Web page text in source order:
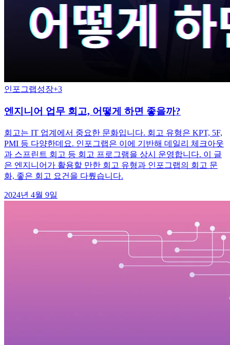
인포그랩성장+3
엔지니어 업무 회고, 어떻게 하면 좋을까?
회고는 IT 업계에서 중요한 문화입니다. 회고 유형은 KPT, 5F,
PMI 등 다양한데요. 인포그랩은 이에 기반해 데일리 체크아웃
과 스프린트 회고 등 회고 프로그램을 상시 운영합니다. 이 글
은 엔지니어가 활용할 만한 회고 유형과 인포그랩의 회고 문
화, 좋은 회고 요건을 다뤘습니다.
2024년 4월 9일